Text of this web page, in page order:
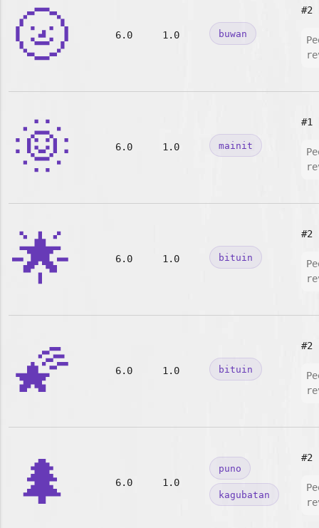
🌝 6.0 1.0 buwan
#2
🌞 6.0 1.0 mainit
#1
🌟 6.0 1.0 bituin
#2
🌠 6.0 1.0 bituin
#2
🌲 6.0 1.0
puno
kagubatan
#2